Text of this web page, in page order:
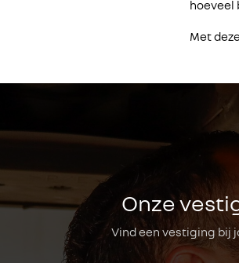
hoeveel
Met
Onze
Vind een vestiging bij